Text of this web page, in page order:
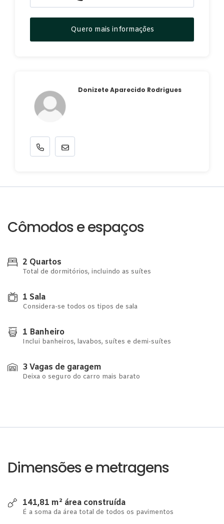
Quero mais informações
Donizete Aparecido Rodrigues
Cômodos e espaços
2 Quartos
Total de dormitórios, incluindo as suítes
1 Sala
Considera-se todos os tipos de sala
1 Banheiro
Inclui banheiros, lavabos, suítes e demi-suítes
3 Vagas de garagem
Deixa o seguro do carro mais barato
Dimensões e metragens
141,81 m² área construída
É a soma da área total de todos os pavimentos